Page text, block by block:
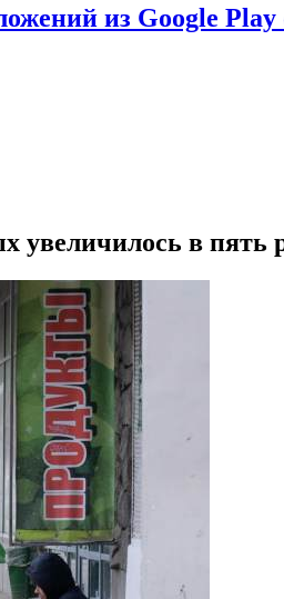
из Google
увеличилось в пять